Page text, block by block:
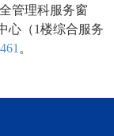
管理科服务窗
心（1楼综合服务
。